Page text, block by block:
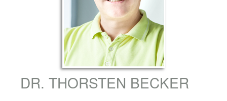
DR. THORSTEN BECKER